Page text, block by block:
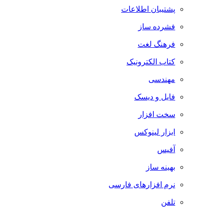
پشتیبان اطلاعات
فشرده ساز
فرهنگ لغت
کتاب الکترونیک
مهندسی
فایل و دیسک
سخت افزار
ابزار لینوکس
آفیس
بهینه ساز
نرم افزارهای فارسی
تلفن